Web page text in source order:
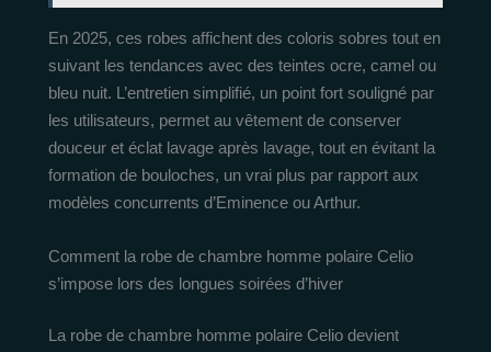
En 2025, ces robes affichent des coloris sobres tout en
suivant les tendances avec des teintes ocre, camel ou
bleu nuit. L’entretien simplifié, un point fort souligné par
les utilisateurs, permet au vêtement de conserver
douceur et éclat lavage après lavage, tout en évitant la
formation de bouloches, un vrai plus par rapport aux
modèles concurrents d’Eminence ou Arthur.
Comment la robe de chambre homme polaire Celio
s’impose lors des longues soirées d’hiver
La robe de chambre homme polaire Celio devient